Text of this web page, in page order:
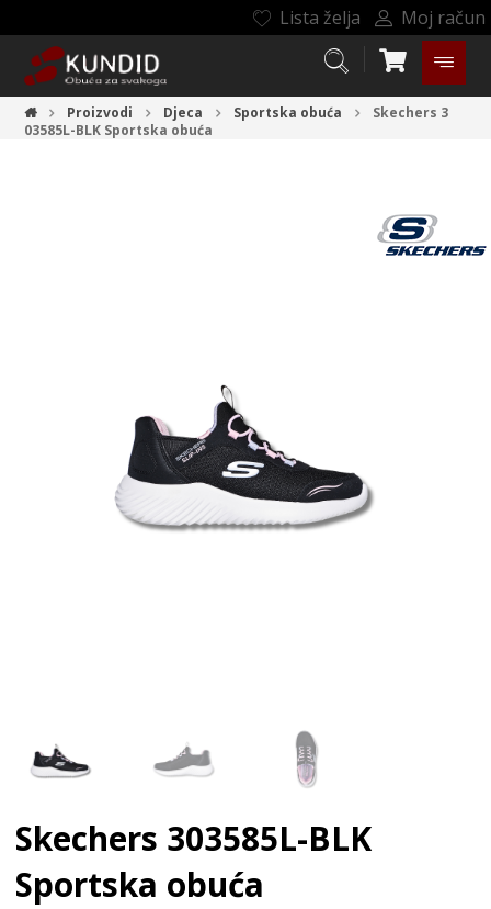
Lista želja Moj račun
Proizvodi Djeca Sportska obuća
Skechers 3
03585L-BLK Sportska obuća
Skechers 303585L-BLK
Sportska obuća